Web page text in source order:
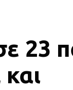
23